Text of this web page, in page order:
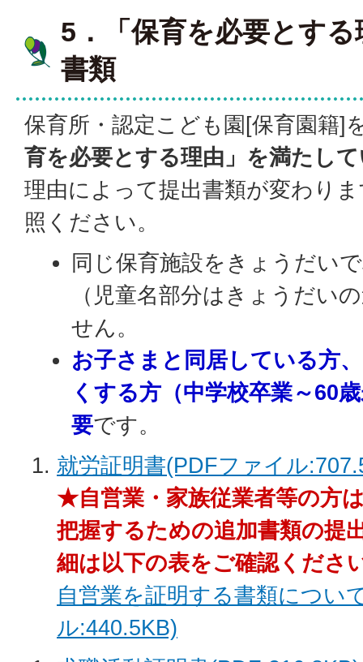
5．「保育を必要とす
書類
保育所・認定こども園[保育園籍]
育を必要とする理由」を満たし
理由によって提出書類が変わり
照ください。
同じ保育施設をきょうだい
（児童名部分はきょうだい
せん。
お子さまと同居している方
くする方（中学校卒業～60
要です。
就労証明書(PDFファイル
★自営業・家族従業者等の方
把握するための追加書類の提
細は以下の表をご確認くださ
自営業を証明する書類につい
ル:440.5KB)